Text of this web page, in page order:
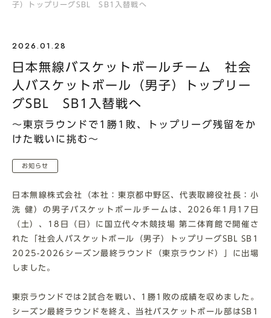
子）トップリーグSBL SB1入替戦へ
2026.01.28
日本無線バスケットボールチーム 社会
人バスケットボール（男子）トップリー
グSBL SB1入替戦へ
～東京ラウンドで1勝1敗、トップリーグ残留をか
けた戦いに挑む～
お知らせ
日本無線株式会社（本社：東京都中野区、代表取締役社長：小
洗 健）の男子バスケットボールチームは、2026年1月17日
（土）、18日（日）に国立代々木競技場 第二体育館で開催さ
れた「社会人バスケットボール（男子）トップリーグSBL SB1
2025-2026シーズン最終ラウンド（東京ラウンド）」に出場
しました。
東京ラウンドでは2試合を戦い、1勝1敗の成績を収めました。
シーズン最終ラウンドを終え、当社バスケットボール部はSB1